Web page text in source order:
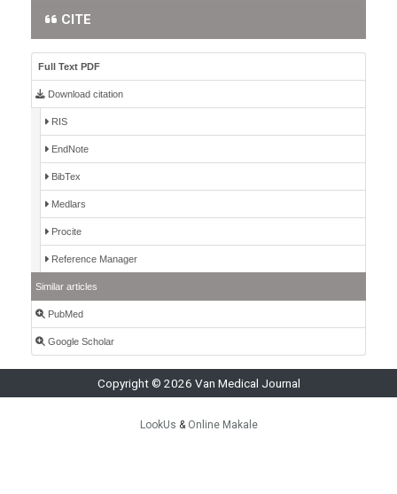
CITE
Full Text PDF
Download citation
RIS
EndNote
BibTex
Medlars
Procite
Reference Manager
Similar articles
PubMed
Google Scholar
Copyright © 2026 Van Medical Journal
LookUs & Online Makale